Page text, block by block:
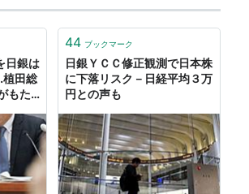
日銀は
田総
もた
る
44 ブックマーク
日銀ＹＣＣ修正観測で日本株
に下落リスク－日経平均３万
円との声も